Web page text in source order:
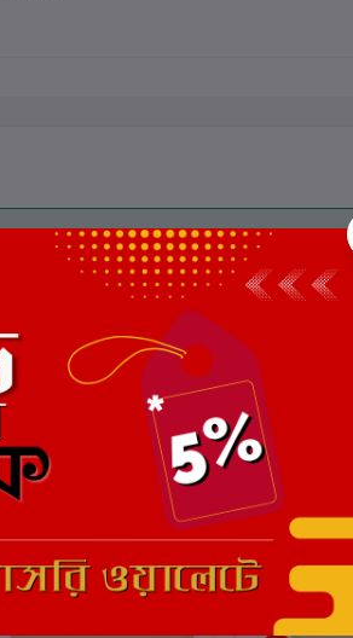
এই বইয়ের জন্য এখনও কোন পর্যালোচনা নেই